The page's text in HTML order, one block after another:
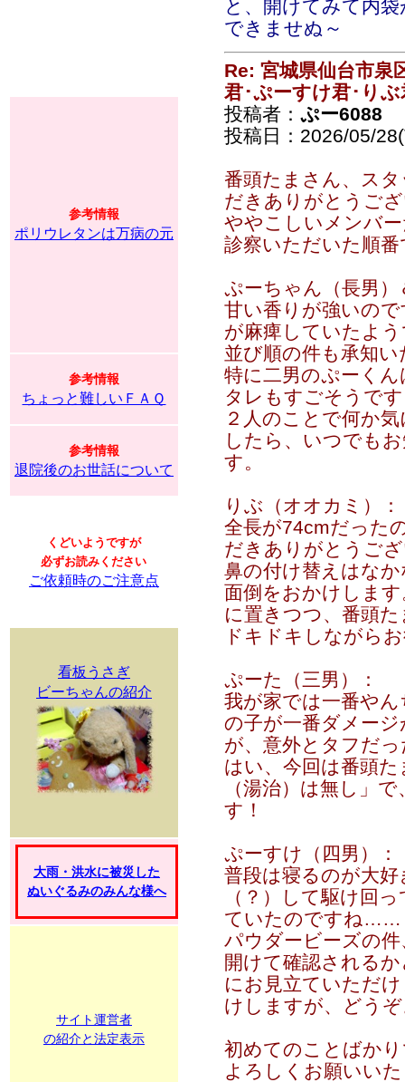
参考情報
ポリウレタンは万病の元
参考情報
ちょっと難しいＦＡＱ
参考情報
退院後のお世話について
くどいようですが
必ずお読みください
ご依頼時のご注意点
看板うさぎ
ビーちゃんの紹介
大雨・洪水に被災した
ぬいぐるみのみんな様へ
サイト運営者
の紹介と法定表示
と、開けてみて内
できませぬ～
Re: 宮城県仙台市泉
君･ぷーすけ君･りぶ
投稿者： ぷー6088
投稿日：2026/05/
番頭たまさん、ス
だきありがとうご
ややこしいメンバ
診察いただいた順
ぷーちゃん（長男
甘い香りが強いの
が麻痺していたよ
並び順の件も承知
特に二男のぷーく
タレもすごそうで
２人のことで何か
したら、いつでも
す。
りぶ（オオカミ）：
全長が74cmだった
だきありがとうご
鼻の付け替えはな
面倒をおかけしま
に置きつつ、番頭
ドキドキしながら
ぷーた（三男）：
我が家では一番や
の子が一番ダメー
が、意外とタフだ
はい、今回は番頭
（湯治）は無し」
す！
ぷーすけ（四男）：
普段は寝るのが大
（？）して駆け回
ていたのですね……
パウダービーズの
開けて確認される
にお見立ていただ
けしますが、どう
初めてのことばか
よろしくお願いい